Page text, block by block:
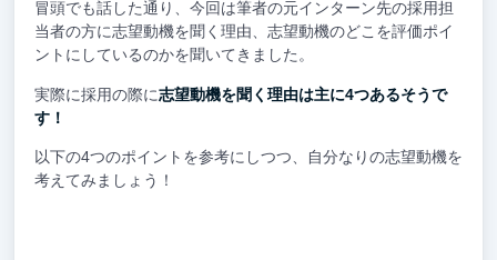
冒頭でも話した通り、今回は筆者の元インターン先の採用担
当者の方に志望動機を聞く理由、志望動機のどこを評価ポイ
ントにしているのかを聞いてきました。
実際に採用の際に志望動機を聞く理由は主に4つあるそうで
す！
以下の4つのポイントを参考にしつつ、自分なりの志望動機を
考えてみましょう！